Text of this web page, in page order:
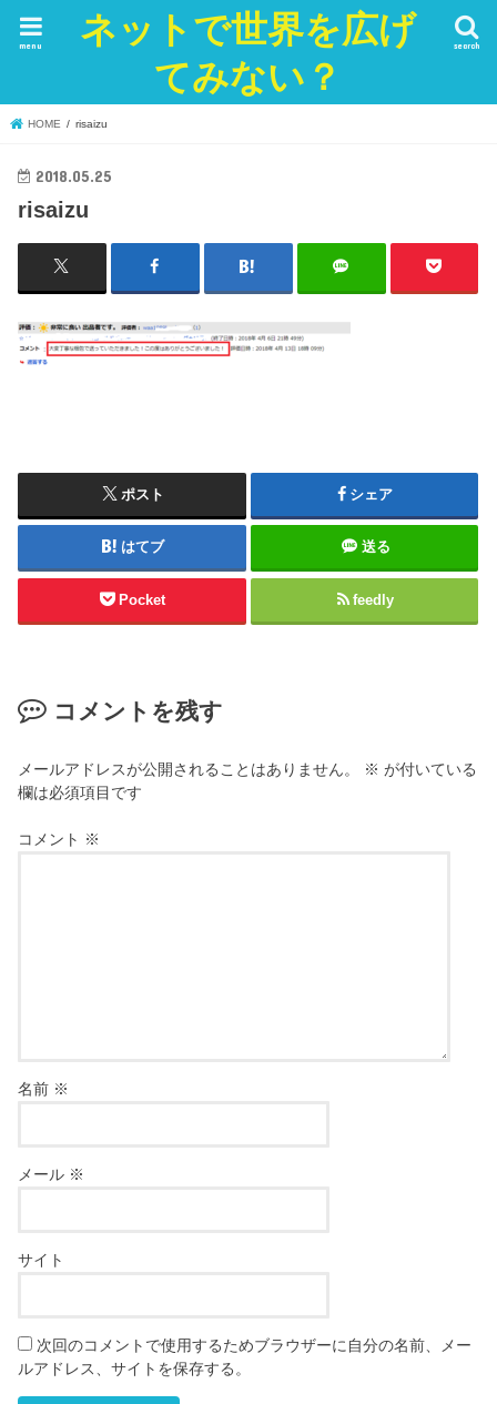
ネットで世界を広げ
てみない？
search
menu
HOME risaizu
2018.05.25
risaizu
ポスト シェア
はてブ 送る
Pocket feedly
コメントを残す
メールアドレスが公開されることはありません。 ※ が付いている
欄は必須項目です
コメント ※
名前 ※
メール ※
サイト
次回のコメントで使用するためブラウザーに自分の名前、メー
ルアドレス、サイトを保存する。